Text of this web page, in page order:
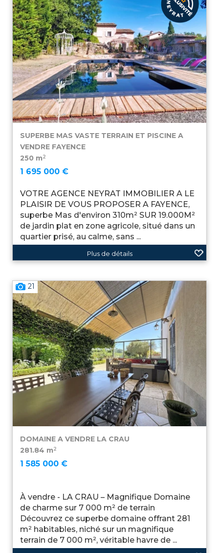
SUPERBE MAS VASTE TERRAIN ET PISCINE A
VENDRE FAYENCE
250 m2
1 695 000 €
VOTRE AGENCE NEYRAT IMMOBILIER A LE
PLAISIR DE VOUS PROPOSER A FAYENCE,
superbe Mas d'environ 310m² SUR 19.000M²
de jardin plat en zone agricole, situé dans un
quartier prisé, au calme, sans ...
Plus de détails
21
DOMAINE A VENDRE LA CRAU
281.84 m2
1 585 000 €
À vendre - LA CRAU – Magnifique Domaine
de charme sur 7 000 m² de terrain
Découvrez ce superbe domaine offrant 281
m² habitables, niché sur un magnifique
terrain de 7 000 m², véritable havre de ...